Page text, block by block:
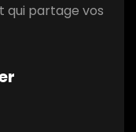
qui partage vos